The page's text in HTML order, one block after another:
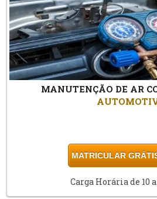
MANUTENÇÃO DE AR
MATRICULAR
Carga Horária de 10